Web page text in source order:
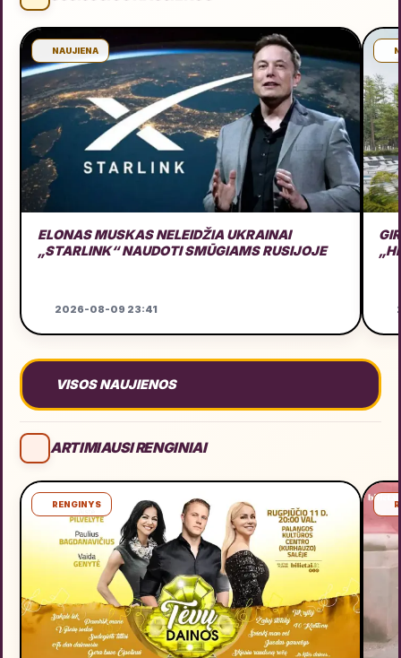
NAUJIENA
ELONAS MUSKAS NELEIDŽIA UKRAINAI
„STARLINK“ NAUDOTI SMŪGIAMS RUSIJOJE
2026-08-09 23:41
VISOS NAUJIENOS
ARTIMIAUSI RENGINIAI
RENGINYS